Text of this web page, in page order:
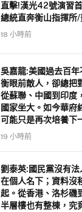
直擊!漢光42號演習
總統直奔衡山指揮所
18 小時前
吳嘉龍:美國過去百年
衡眼前敵人，卻總把
從蘇聯、中國到印度
國家坐大。如今華府
可能只是再次培養下
19 小時前
劉泰英:國民黨沒有
在個人名下；資料沒
起。從香港、洛杉磯
半層樓也有整棟，究